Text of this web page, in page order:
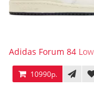
Adidas Forum 84
10990р.